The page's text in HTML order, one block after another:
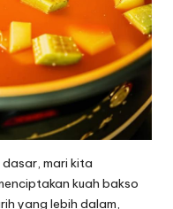
mari kita
kuah bakso
yang lebih dalam,